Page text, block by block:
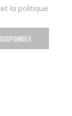
la politique